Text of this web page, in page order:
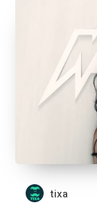
tixa